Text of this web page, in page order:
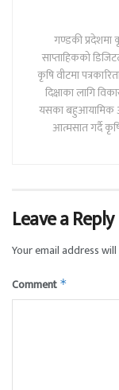
गण्डकी प्रदेशमा
साप्ताहिकको
कृषि वीटमा
दिक्षाका लागि
यसका बहुआयामिक
आत्मसात गर्दै
Leave a Reply
Your email address
Comment *